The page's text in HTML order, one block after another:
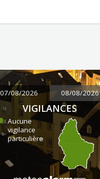
07/08/2026 08/08/2026
VIGILANCES
Aucune
vigilance
particulière